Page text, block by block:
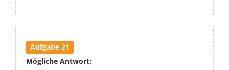
Aufgabe 21
Mögliche Antwort: